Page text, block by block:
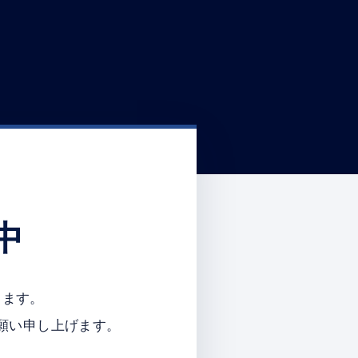
す。
申し上げます。